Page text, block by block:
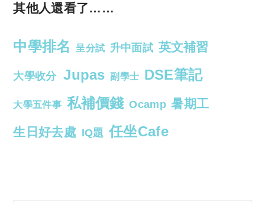
其他人還看了……
中學排名 呈分試 升中面試 英文補習
大學收分 Jupas 副學士 DSE筆記
大學五件事 私補價錢 Ocamp 暑期工
生日好去處 IQ題 任坐Cafe